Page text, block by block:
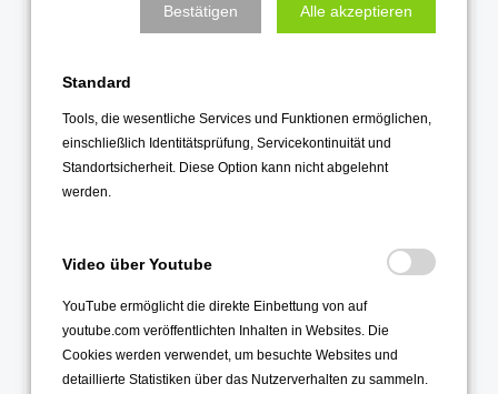
Januar 2024
2023
Dezember 2023
November 2023
September 2023
August 2023
Juli 2023
Juni 2023
Bestätigen Alle akzeptieren
Standard
Tools, die wesentliche Services und Funktionen ermöglichen,
einschließlich Identitätsprüfung, Servicekontinuität und
Standortsicherheit. Diese Option kann nicht abgelehnt
werden.
Video über Youtube
YouTube ermöglicht die direkte Einbettung von auf
youtube.com veröffentlichten Inhalten in Websites. Die
Cookies werden verwendet, um besuchte Websites und
detaillierte Statistiken über das Nutzerverhalten zu sammeln.